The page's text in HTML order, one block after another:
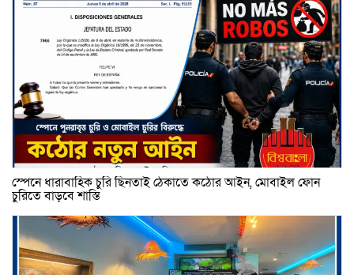
স্পেনে ধারাবাহিক চুরি ছিনতাই ঠেকাতে কঠোর আইন, মোবাইল ফোন
চুরিতে বাড়বে শাস্তি